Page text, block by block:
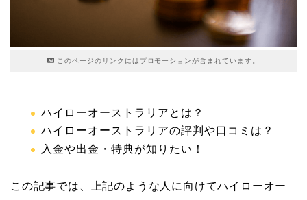
このページのリンクにはプロモーションが含まれています。
ハイローオーストラリアとは？
ハイローオーストラリアの評判や口コミは？
入金や出金・特典が知りたい！
この記事では、上記のような人に向けてハイローオー